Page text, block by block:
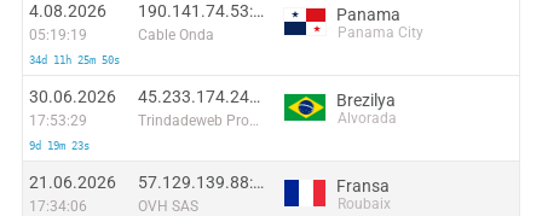
4.08.2026
05:19:19
34d 11h 25m 50s
190.141.74.53:54112
Cable Onda
Panama
Panama City
30.06.2026
17:53:29
9d 19m 23s
45.233.174.243:60587
Trindadeweb Provedor
Brezilya
Alvorada
21.06.2026
17:34:06
57.129.139.88:38954
OVH SAS
Fransa
Roubaix